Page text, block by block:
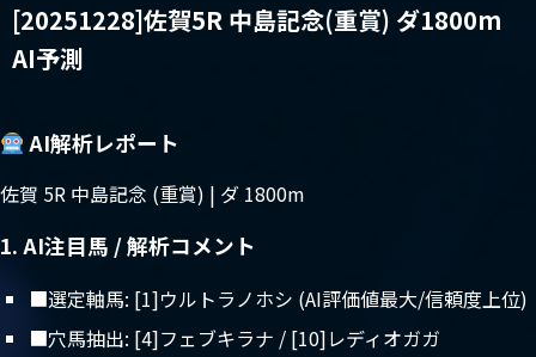
[20251228]佐賀5R 中島記念(重賞) ダ1800m
AI予測
AI解析レポート
佐賀 5R 中島記念 (重賞) | ダ 1800m
1. AI注目馬 / 解析コメント
■選定軸馬: [1]ウルトラノホシ (AI評価値最大/信頼度上位)
■穴馬抽出: [4]フェブキラナ / [10]レディオガガ